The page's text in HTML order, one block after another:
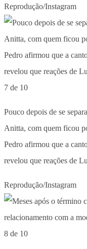
Reprodução/Instagram
7 de 10
Pouco depois de se
Anitta, com quem ficou
Pedro afirmou que a
revelou que reações de
Reprodução/Instagram
8 de 10